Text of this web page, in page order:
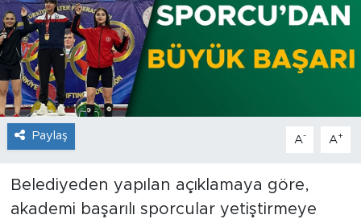
Paylaş A- A+
Belediyeden yapılan açıklamaya göre,
akademi başarılı sporcular yetiştirmeye